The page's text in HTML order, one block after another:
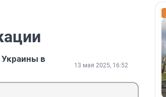
в
13 мая 2025, 16:52